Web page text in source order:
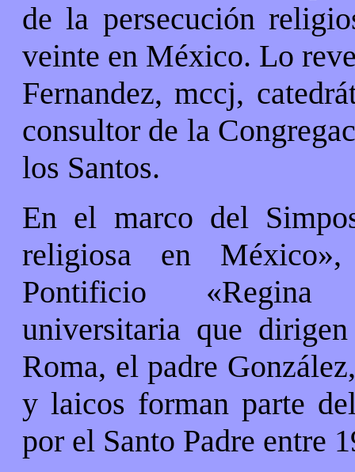
de la persecución
veinte en México. Lo
Fernandez, mccj,
consultor de la
los Santos.
En el marco del
religiosa en
Pontificio «Regina
universitaria que
Roma, el padre
y laicos forman parte
por el Santo Padre entre